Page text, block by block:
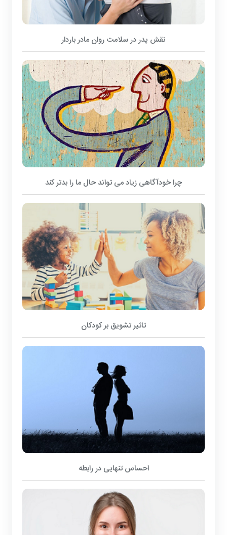
نقش پدر در سلامت روان مادر باردار
چرا خودآگاهی زیاد می تواند حال ما را بدتر کند
تاثیر تشویق بر کودکان
احساس تنهایی در رابطه